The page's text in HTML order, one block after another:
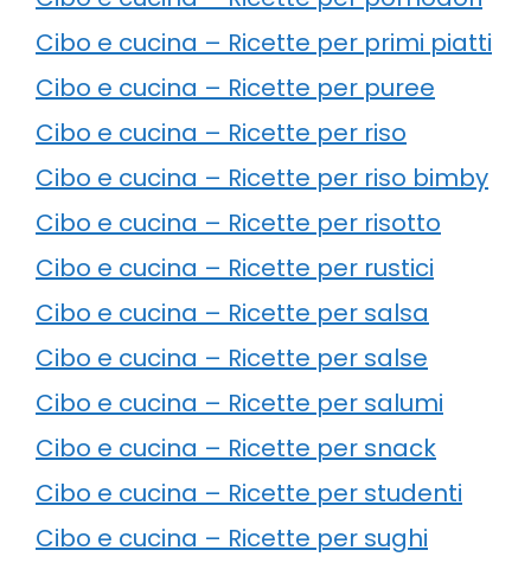
Cibo e cucina – Ricette per primi piatti
Cibo e cucina – Ricette per puree
Cibo e cucina – Ricette per riso
Cibo e cucina – Ricette per riso bimby
Cibo e cucina – Ricette per risotto
Cibo e cucina – Ricette per rustici
Cibo e cucina – Ricette per salsa
Cibo e cucina – Ricette per salse
Cibo e cucina – Ricette per salumi
Cibo e cucina – Ricette per snack
Cibo e cucina – Ricette per studenti
Cibo e cucina – Ricette per sughi